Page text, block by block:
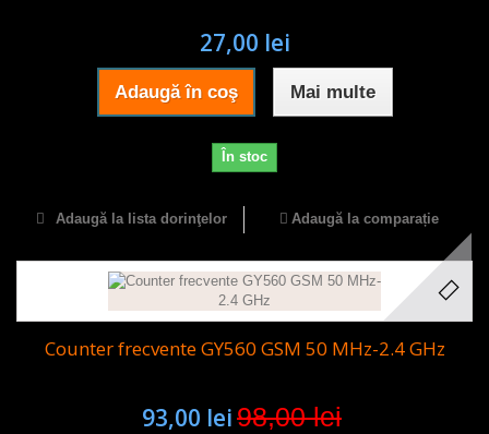
27,00 lei
Adaugă în coş Mai multe
În stoc
Adaugă la lista dorinţelor Adaugă la comparație
Counter frecvente GY560 GSM 50 MHz-2.4 GHz
93,00 lei98,00 lei